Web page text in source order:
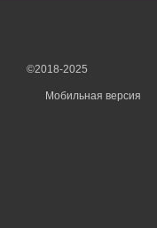
©2018-2025
Мобильная версия